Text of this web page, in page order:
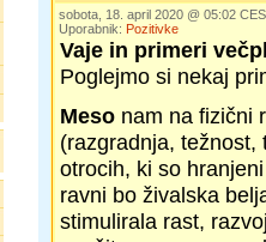
sobota, 18. april 2020 @ 05:02
Uporabnik: Pozitivke
Vaje in primeri
Poglejmo si nekaj
Meso nam na fizični
(razgradnja, težnost,
otrocih, ki so
ravni bo živalska
stimulirala rast,